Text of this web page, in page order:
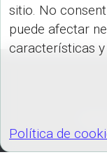
sitio. No
puede afectar
características y
Política de